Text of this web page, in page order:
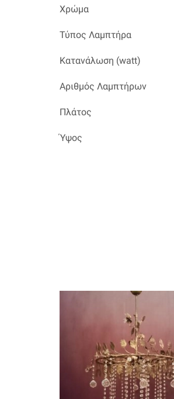
Χρώμα
Τύπος Λαμπτήρα
Κατανάλωση (watt)
Αριθμός Λαμπτήρων
Πλάτος
Ύψος